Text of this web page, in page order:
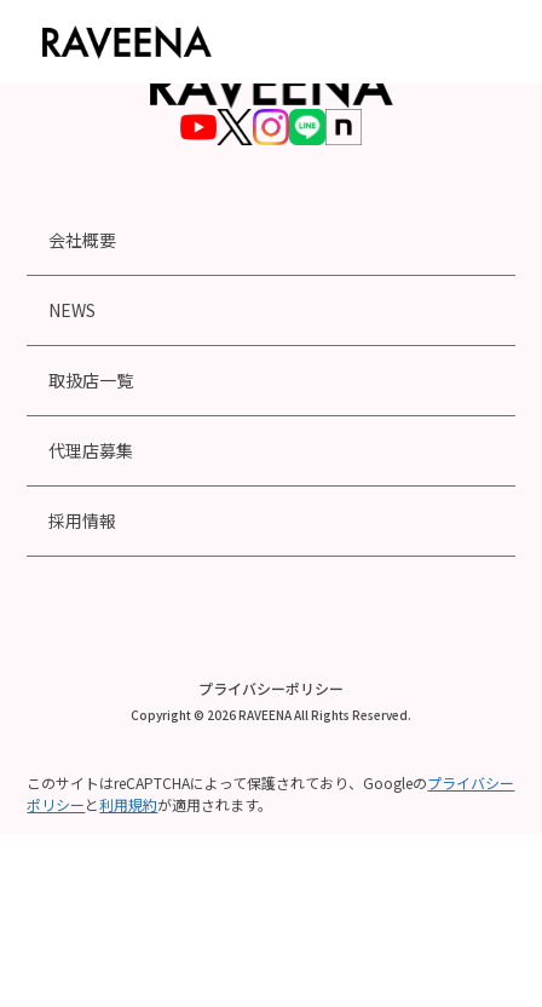
会社概要
NEWS
取扱店一覧
代理店募集
採用情報
プライバシーポリシー
Copyright © 2026 RAVEENA All Rights Reserved.
このサイトはreCAPTCHAによって保護されており、Googleのプライバシー
ポリシーと利用規約が適用されます。